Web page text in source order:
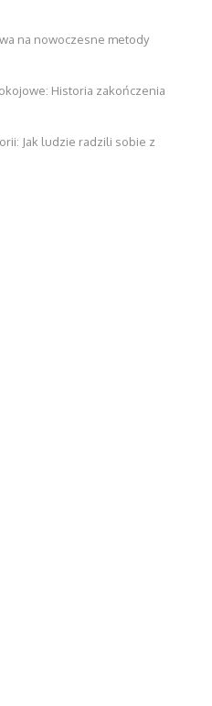
na nowoczesne metody
Historia zakończenia
Jak ludzie radzili sobie z